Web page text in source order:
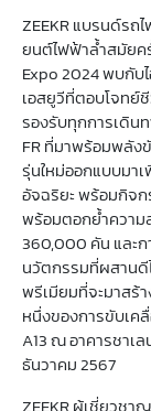
ZEEKR แบรนด์รถ
ยนต์ไฟฟ้าล้ำสมัยค
Expo 2024 พบกับ
เอสยูวีที่ตอบโจทย์
รองรับทุกการเดิน
FR ที่มาพร้อมพลัง
รุ่นใหม่ออกแบบมา
อัจฉริยะ พร้อมกิจก
พร้อมตอกย้ำความ
360,000 คัน และ
นวัตกรรมที่ผสานดี
พรีเมียมที่จะมาสร้
หนึ่งของการขับเค
A13 ณ อาคารชาเ
ธันวาคม 2567